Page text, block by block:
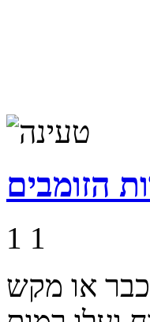
הזומבים
1 1
או מקש